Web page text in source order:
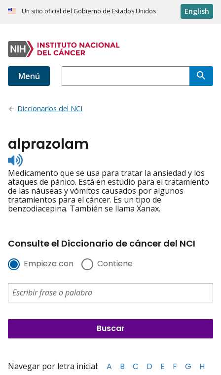
Un sitio oficial del Gobierno de Estados Unidos English
Menú
Diccionarios del NCI
alprazolam
Listen
to
pronunciation
Medicamento que se usa para tratar la ansiedad y los
ataques de pánico. Está en estudio para el tratamiento
de las náuseas y vómitos causados por algunos
tratamientos para el cáncer. Es un tipo de
benzodiacepina. También se llama Xanax.
Consulte el Diccionario de cáncer del NCI
Empieza con Contiene
Navegar por letra inicial: A B C D E F G
H